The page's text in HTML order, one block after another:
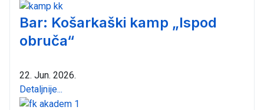
Bar: Košarkaški kamp „Ispod
obruča“
22. Jun. 2026.
Detaljnije...